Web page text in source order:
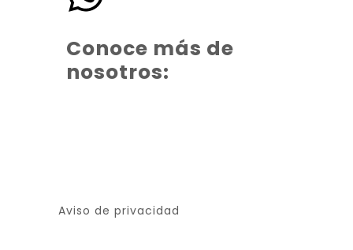
Conoce más de
nosotros:
Aviso de privacidad